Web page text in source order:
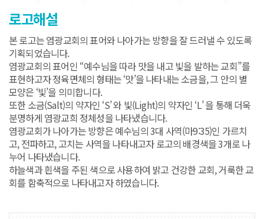
로고해설
본 로고는 염광교회의 표어와 나아가는 방향을 잘 드러낼 수 있도록
기획되었습니다.
염광교회의 표어인 “예수님을 따라 맛을 내고 빛을 발하는 교회”를
표현하고자 정육면체의 형태는 ‘맛’을 나타내는 소금을, 그 안의 별
모양은 ‘빛’을 의미합니다.
또한 소금(Salt)의 약자인 ‘S’ 와 빛(Light)의 약자인 ‘L’ 을 통해 더욱
분명하게 염광교희 정체성을 나타냈습니다.
염광교회가 나아가는 방향은 예수님의 3대 사역(마9:35)인 가르치
고, 전파하고, 고치는 사역을 나타내고자 로고의 배경색을 3개로 나
누어 나타냈습니다.
하늘색과 흰색을 주된 색으로 사용하여 밝고 건강한 교회, 거룩한 교
회를 함축적으로 나타내고자 하였습니다.